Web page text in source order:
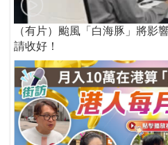
（有片）颱風「白海豚」將
請收好！